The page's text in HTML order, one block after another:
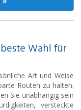
Wahl für
Art und Weise
Routen zu halten.
Sie unabhängig sein
versteckte